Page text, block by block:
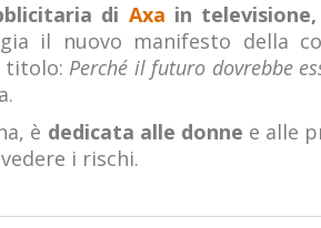
di Axa in
il nuovo manifesto della
titolo: Perché il futuro dovrebbe
è dedicata alle donne e alle
i rischi.